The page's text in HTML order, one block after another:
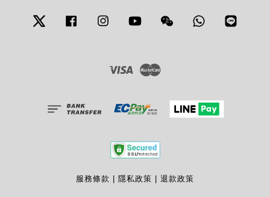
Twitter Facebook InstagramYouTube Wechat Whatsapp
Visa
服務條款 隱私政策 退款政策